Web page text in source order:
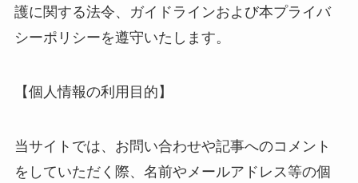
護に関する法令、ガイドラインおよび本プライバ
シーポリシーを遵守いたします。
【個人情報の利用目的】
当サイトでは、お問い合わせや記事へのコメント
をしていただく際、名前やメールアドレス等の個